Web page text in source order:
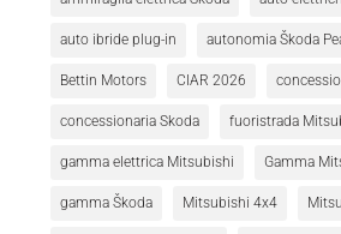
auto ibride plug-in autonomia Škoda
Bettin Motors CIAR 2026
concessionaria Skoda fuoristrada
gamma elettrica Mitsubishi Gamma
gamma Škoda Mitsubishi 4x4